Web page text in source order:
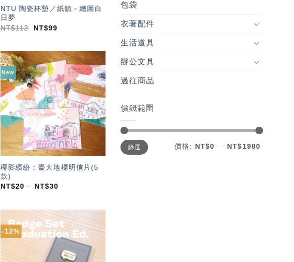
NTU 陶瓷杯墊／紙鎮－總圖白
日夢
NT$112 NT$99
New
加入
「願
望輕
單」
椰影繽紛：臺大地標明信片(5
款)
NT$20 – NT$30
-12%
加入
「願
望輕
單」
包袋
衣著配件
生活道具
辦公文具
過往商品
價錢範圍
最
低
價
最
高
價
篩選 價格: NT$0 — NT$1980